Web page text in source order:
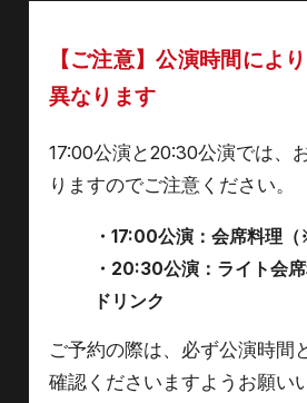
【ご注意】公演時間によ
異なります
17:00公演と20:30公演では、
りますのでご注意ください。
・17:00公演：会席料理（
・20:30公演：ライト会
ドリンク
ご予約の際は、必ず公演時間
確認くださいますようお願い